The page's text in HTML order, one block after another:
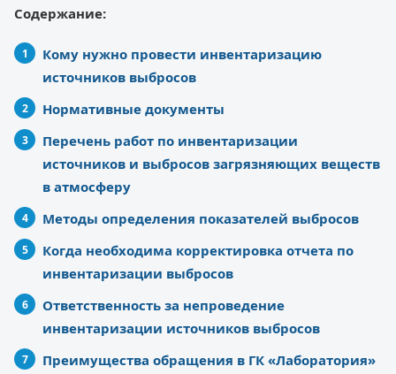
Содержание:
Кому нужно провести инвентаризацию
источников выбросов
Нормативные документы
Перечень работ по инвентаризации
источников и выбросов загрязняющих веществ
в атмосферу
Методы определения показателей выбросов
Когда необходима корректировка отчета по
инвентаризации выбросов
Ответственность за непроведение
инвентаризации источников выбросов
Преимущества обращения в ГК «Лаборатория»